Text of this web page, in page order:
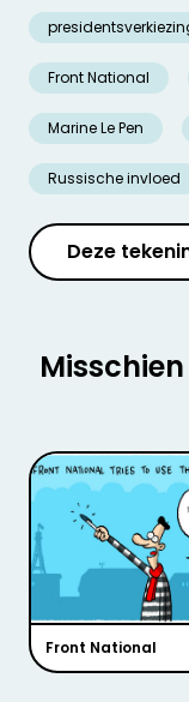
Front National
Marine Le Pen
Russische invloed
Deze
Front National